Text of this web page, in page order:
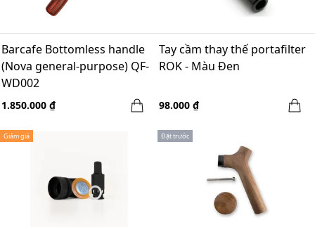
Barcafe Bottomless handle
(Nova general-purpose) QF-
WD002
1.850.000 ₫
Tay cầm thay thế portafilter
ROK - Màu Đen
98.000 ₫
Giảm giá Đặt trước